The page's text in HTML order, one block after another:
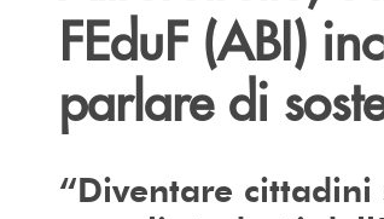
FEduF (ABI)
parlare di
“Diventare